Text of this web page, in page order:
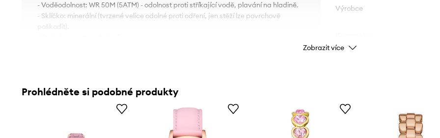
- Voděodolnost: WR 50M (5ATM) - odolnost proti stříkající vodě, plavání na hladině.
- Sklíčko: minerální (tvrzené velice odolné proti odření, jen stěží lze povrchově
poškodit).
Výrobce
Zobrazit více
Prohlédněte si podobné produkty